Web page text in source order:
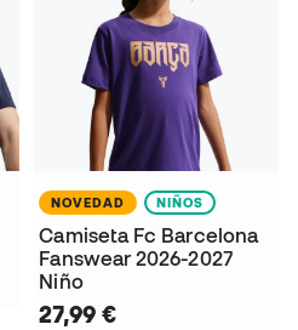
NOVEDAD NIÑOS
Camiseta Fc Barcelona
Fanswear 2026-2027
Niño
27,99 €